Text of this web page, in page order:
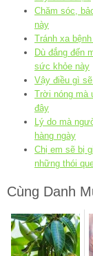
Chăm sóc,
này
Tránh xa
Dù đắng đến
sức khỏe này
Vậy điều gì
Trời nóng mà
đây
Lý do mà
hàng ngày
Chị em sẽ bị
những thói
Cùng Danh